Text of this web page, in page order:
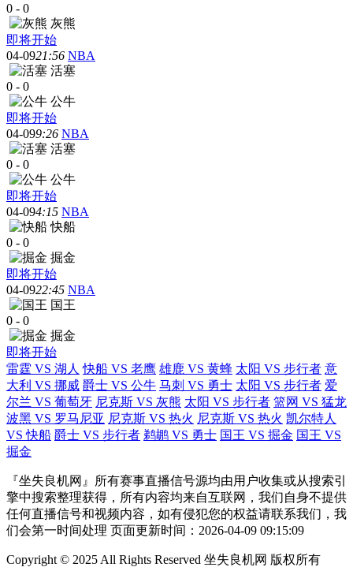
0 - 0
灰熊
即将开始
04-0921:56 NBA
活塞
0 - 0
公牛
即将开始
04-099:26 NBA
活塞
0 - 0
公牛
即将开始
04-094:15 NBA
快船
0 - 0
掘金
即将开始
04-0922:45 NBA
国王
0 - 0
掘金
即将开始
雷霆 VS 湖人 快船 VS 老鹰 雄鹿 VS 黄蜂 太阳 VS 步行者 意
大利 VS 挪威 爵士 VS 公牛 马刺 VS 勇士 太阳 VS 步行者 爱
尔兰 VS 葡萄牙 尼克斯 VS 灰熊 太阳 VS 步行者 篮网 VS 猛龙
波黑 VS 罗马尼亚 尼克斯 VS 热火 尼克斯 VS 热火 凯尔特人
VS 快船 爵士 VS 步行者 鹈鹕 VS 勇士 国王 VS 掘金 国王 VS
掘金
『坐失良机网』所有赛事直播信号源均由用户收集或从搜索引
擎中搜索整理获得，所有内容均来自互联网，我们自身不提供
任何直播信号和视频内容，如有侵犯您的权益请联系我们，我
们会第一时间处理 页面更新时间：2026-04-09 09:15:09
Copyright © 2025 All Rights Reserved 坐失良机网 版权所有